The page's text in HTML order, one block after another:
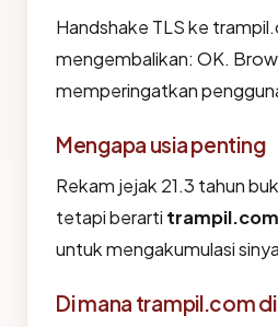
Handshake TLS ke
mengembalikan: OK.
memperingatkan
Mengapa usia penting
Rekam jejak 21.3 tahun
tetapi berarti trampil.com
untuk mengakumulasi
Di mana trampil.com